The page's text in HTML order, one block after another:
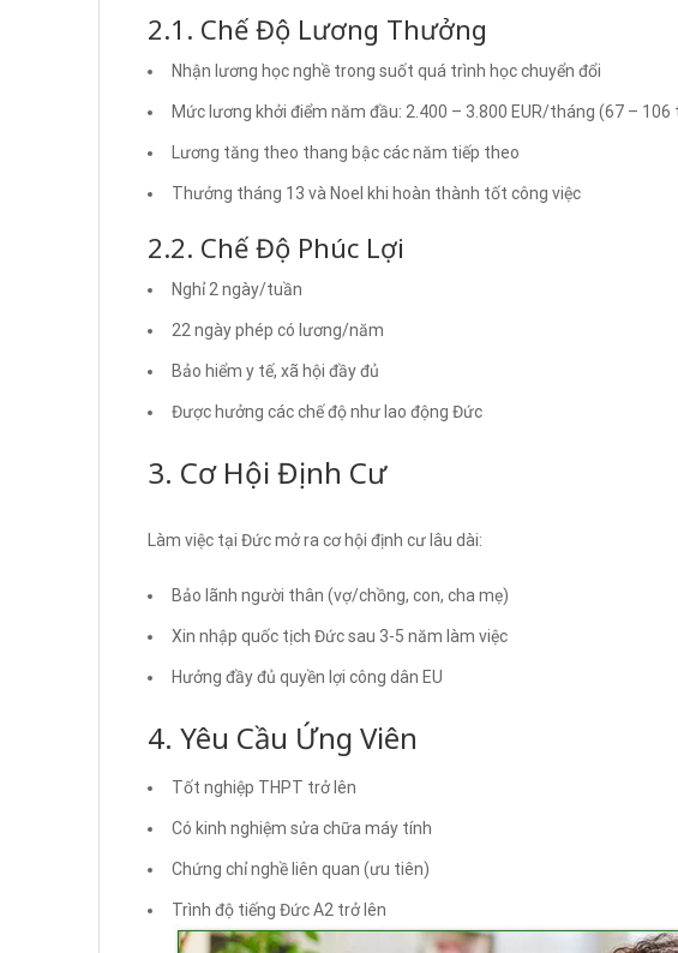
2.1. Chế Độ Lương Thưởng
Nhận lương học nghề trong suốt quá trình học chuyển đổi
Mức lương khởi điểm năm đầu: 2.400 – 3.800 EUR/tháng (67 – 106
Lương tăng theo thang bậc các năm tiếp theo
Thưởng tháng 13 và Noel khi hoàn thành tốt công việc
2.2. Chế Độ Phúc Lợi
Nghỉ 2 ngày/tuần
22 ngày phép có lương/năm
Bảo hiểm y tế, xã hội đầy đủ
Được hưởng các chế độ như lao động Đức
3. Cơ Hội Định Cư
Làm việc tại Đức mở ra cơ hội định cư lâu dài:
Bảo lãnh người thân (vợ/chồng, con, cha mẹ)
Xin nhập quốc tịch Đức sau 3-5 năm làm việc
Hưởng đầy đủ quyền lợi công dân EU
4. Yêu Cầu Ứng Viên
Tốt nghiệp THPT trở lên
Có kinh nghiệm sửa chữa máy tính
Chứng chỉ nghề liên quan (ưu tiên)
Trình độ tiếng Đức A2 trở lên